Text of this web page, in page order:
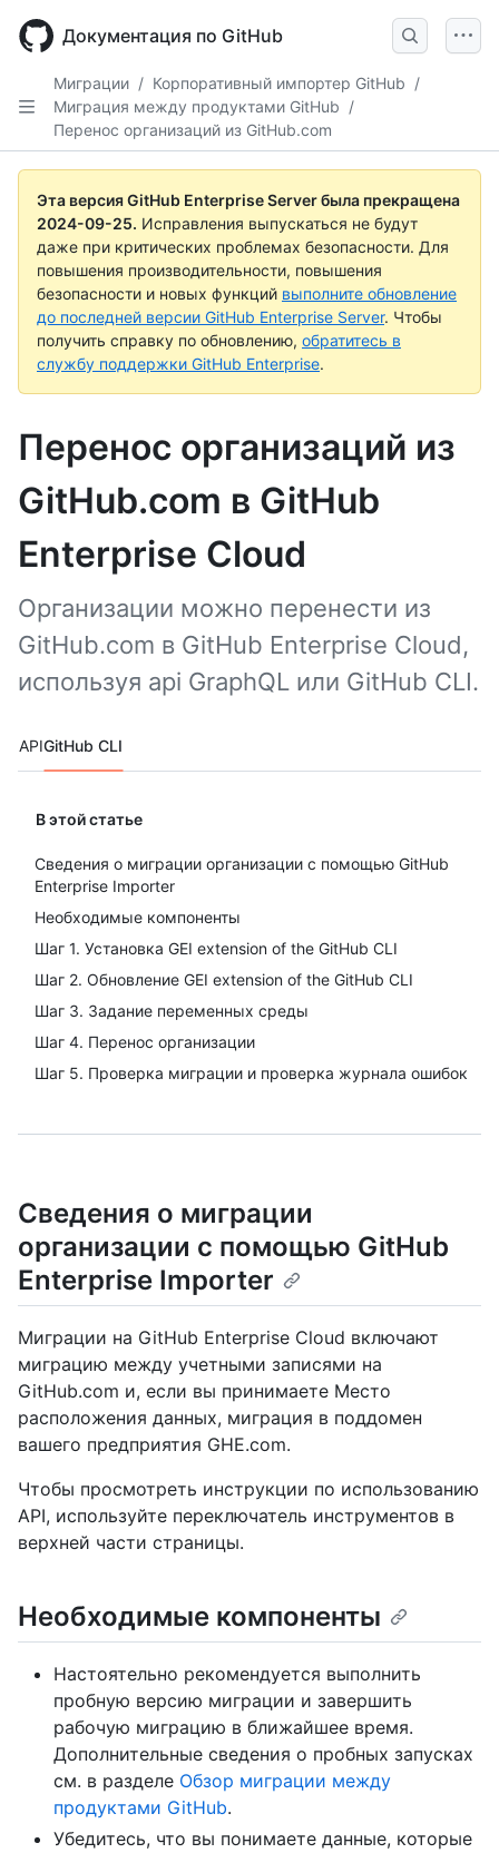
main
Документация по GitHub
Миграции / Корпоративный импортер GitHub /
Миграция между продуктами GitHub /
Перенос организаций из GitHub.com
Эта версия GitHub Enterprise Server была прекращена
2024-09-25. Исправления выпускаться не будут
даже при критических проблемах безопасности. Для
повышения производительности, повышения
безопасности и новых функций выполните обновление
до последней версии GitHub Enterprise Server. Чтобы
получить справку по обновлению, обратитесь в
службу поддержки GitHub Enterprise.
Перенос организаций из
GitHub.com в GitHub
Enterprise Cloud
Организации можно перенести из
GitHub.com в GitHub Enterprise Cloud,
используя api GraphQL или GitHub CLI.
Tool navigation
APIGitHub CLI
В этой статье
Сведения о миграции организации с помощью GitHub
Enterprise Importer
Необходимые компоненты
Шаг 1. Установка GEI extension of the GitHub CLI
Шаг 2. Обновление GEI extension of the GitHub CLI
Шаг 3. Задание переменных среды
Шаг 4. Перенос организации
Шаг 5. Проверка миграции и проверка журнала ошибок
Сведения о миграции
организации с помощью GitHub
Enterprise Importer
Миграции на GitHub Enterprise Cloud включают
миграцию между учетными записями на
GitHub.com и, если вы принимаете Место
расположения данных, миграция в поддомен
вашего предприятия GHE.com.
Чтобы просмотреть инструкции по использованию
API, используйте переключатель инструментов в
верхней части страницы.
Необходимые компоненты
Настоятельно рекомендуется выполнить
пробную версию миграции и завершить
рабочую миграцию в ближайшее время.
Дополнительные сведения о пробных запусках
см. в разделе Обзор миграции между
продуктами GitHub.
Убедитесь, что вы понимаете данные, которые